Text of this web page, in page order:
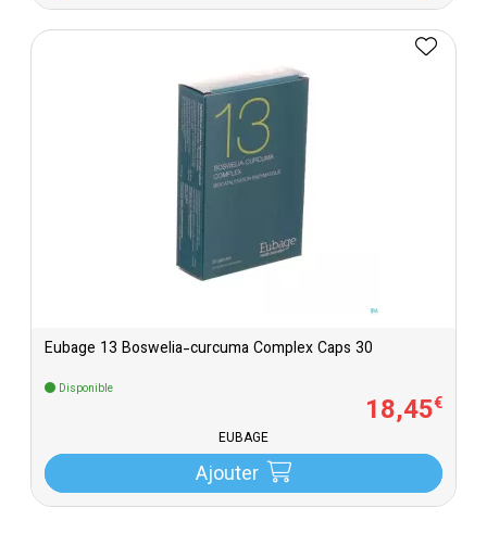
Eubage 13 Boswelia-curcuma Complex Caps 30
Disponible
18,45€
EUBAGE
Ajouter